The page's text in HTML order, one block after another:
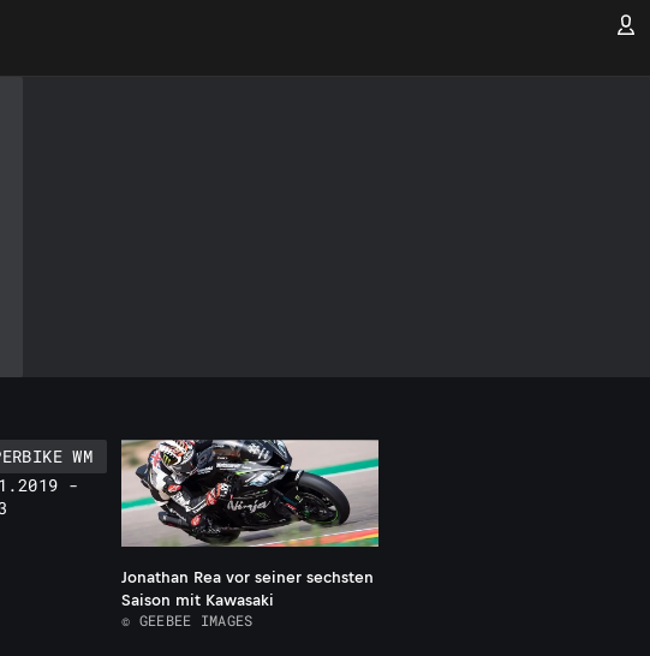
WM
-
Jonathan Rea vor seiner sechsten
Saison mit Kawasaki
© GEEBEE IMAGES